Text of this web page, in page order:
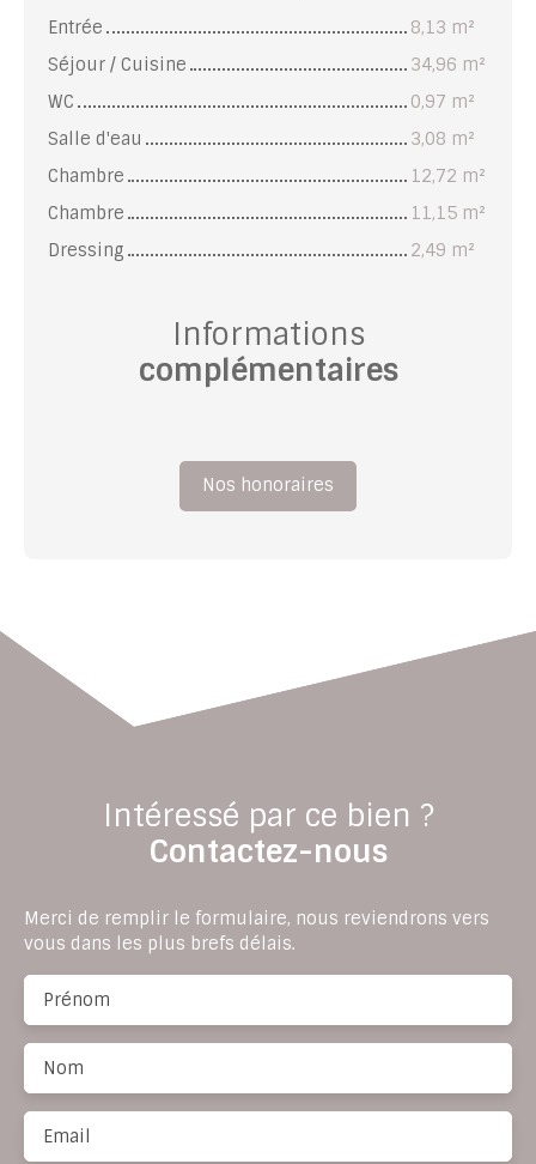
Entrée
8,13 m²
Séjour / Cuisine
34,96 m²
WC
0,97 m²
Salle d'eau
3,08 m²
Chambre
12,72 m²
Chambre
11,15 m²
Dressing
2,49 m²
Informations
complémentaires
Nos honoraires
Intéressé par ce bien ?
Contactez-nous
Merci de remplir le formulaire, nous reviendrons vers
vous dans les plus brefs délais.
Prénom
Nom
Email